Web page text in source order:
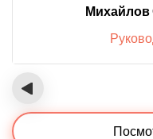
Михайлов
‹